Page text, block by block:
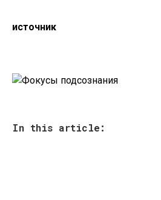
источник
In this article: